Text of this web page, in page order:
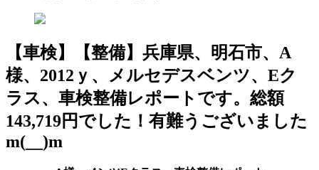
【車検】【整備】兵庫県、明石市、A
様、2012ｙ、メルセデスベンツ、Eク
ラス、車検整備レポートです。総額
143,719円でした！有難うございました
m(__)m